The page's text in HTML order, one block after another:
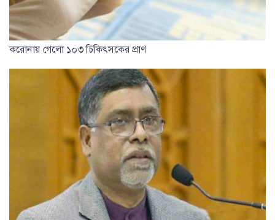
করোনায় গেলো ১০৩ চিকিৎসকের প্রাণ